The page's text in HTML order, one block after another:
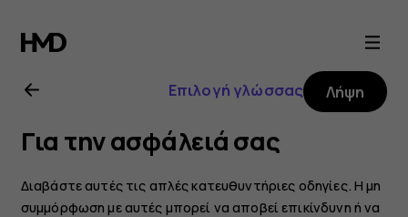
Οδηγίες
χρήσης
Nokia
6.2
Επιλογή γλώσσας Λήψη
Για την ασφάλειά σας
Διαβάστε αυτές τις απλές κατευθυντήριες οδηγίες. Η μη
συμμόρφωση με αυτές μπορεί να αποβεί επικίνδυνη ή να